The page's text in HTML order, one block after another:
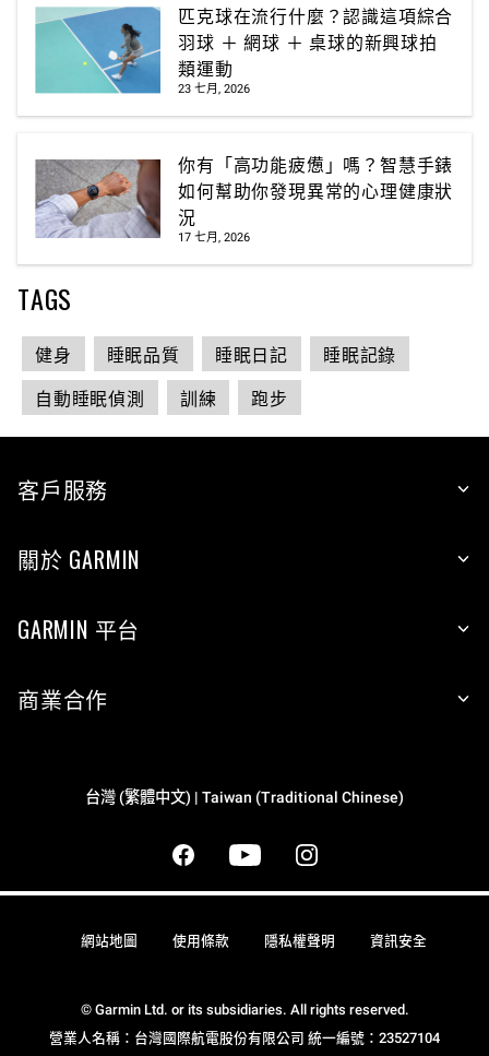
匹克球在流行什麼？認識這項綜合
羽球 ＋ 網球 ＋ 桌球的新興球拍
類運動
23 七月, 2026
你有「高功能疲憊」嗎？智慧手錶
如何幫助你發現異常的心理健康狀
況
17 七月, 2026
TAGS
健身 睡眠品質 睡眠日記
睡眠記錄
自動睡眠偵測
訓練 跑步
客戶服務
關於 GARMIN
GARMIN 平台
商業合作
台灣 (繁體中文) | Taiwan (Traditional Chinese)
© Garmin Ltd. or its subsidiaries. All rights reserved.
營業人名稱：台灣國際航電股份有限公司 統一編號：23527104
網站地圖 使用條款 隱私權聲明 資訊安全